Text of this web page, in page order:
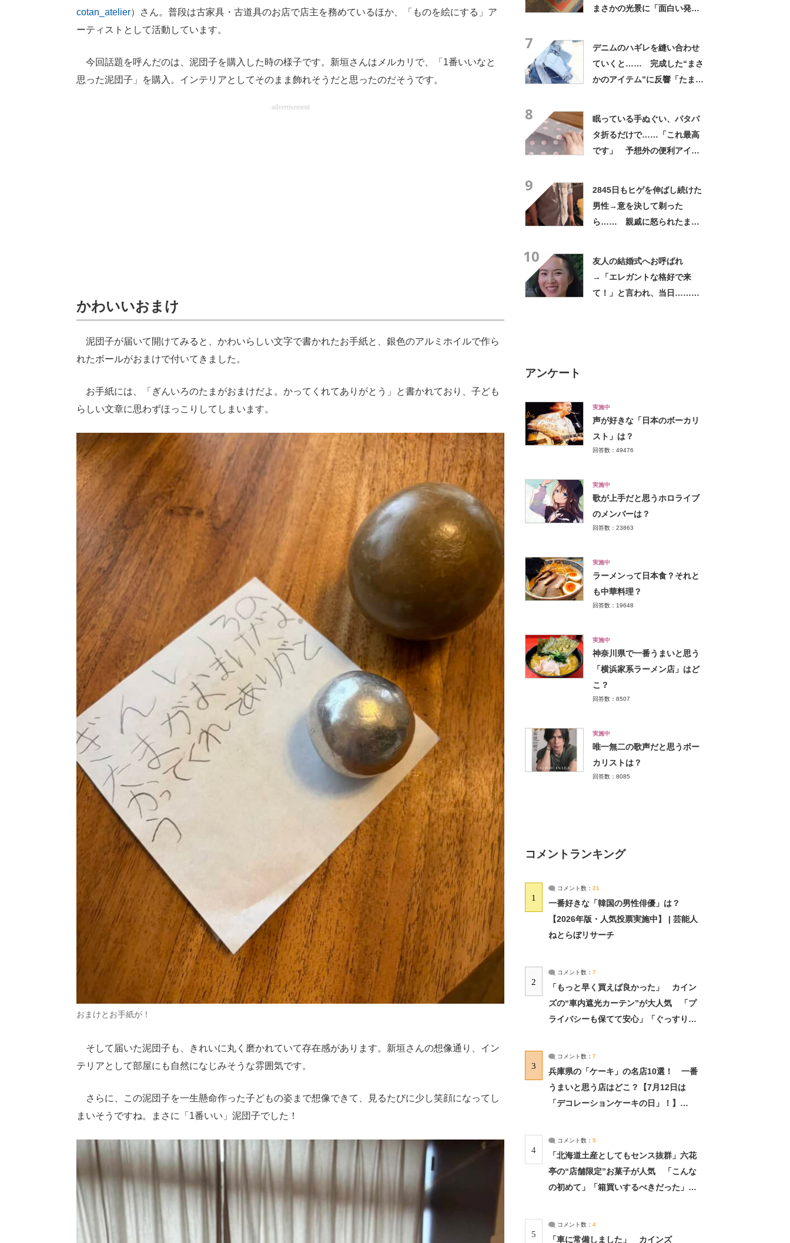
cotan_atelier）さん。普段は古家具・古道具のお店で店主を務めているほか、「ものを絵にする」ア
ーティストとして活動しています。
今回話題を呼んだのは、泥団子を購入した時の様子です。新垣さんはメルカリで、「1番いいなと
思った泥団子」を購入。インテリアとしてそのまま飾れそうだと思ったのだそうです。
advertisement
かわいいおまけ
泥団子が届いて開けてみると、かわいらしい文字で書かれたお手紙と、銀色のアルミホイルで作ら
れたボールがおまけで付いてきました。
お手紙には、「ぎんいろのたまがおまけだよ。かってくれてありがとう」と書かれており、子ども
らしい文章に思わずほっこりしてしまいます。
おまけとお手紙が！
そして届いた泥団子も、きれいに丸く磨かれていて存在感があります。新垣さんの想像通り、イン
テリアとして部屋にも自然になじみそうな雰囲気です。
さらに、この泥団子を一生懸命作った子どもの姿まで想像できて、見るたびに少し笑顔になってし
まいそうですね。まさに「1番いい」泥団子でした！
まさかの光景に「面白い発
7
デニムのハギレを縫い合わせ
ていくと…… 完成した“まさ
かのアイテム”に反響「たまら
8
眠っている手ぬぐい、パタパ
タ折るだけで……「これ最高
です」 予想外の便利アイテ
9
2845日もヒゲを伸ばし続けた
男性→意を決して剃った
ら…… 親戚に怒られたまさ
10
友人の結婚式へお呼ばれ
→「エレガントな格好で来
て！」と言われ、当日……ま
アンケート
実施中
声が好きな「日本のボーカリ
スト」は？
回答数：49476
実施中
歌が上手だと思うホロライブ
のメンバーは？
回答数：23863
実施中
ラーメンって日本食？それと
も中華料理？
回答数：19648
実施中
神奈川県で一番うまいと思う
「横浜家系ラーメン店」はど
こ？
回答数：8507
実施中
唯一無二の歌声だと思うボー
カリストは？
回答数：8085
コメントランキング
1
コメント数： 21
一番好きな「韓国の男性俳優」は？
【2026年版・人気投票実施中】 | 芸能人
ねとらぼリサーチ
2
コメント数： 7
「もっと早く買えば良かった」 カイン
ズの“車内遮光カーテン”が大人気 「プ
ライバシーも保てて安心」「ぐっすり眠
3
コメント数： 7
兵庫県の「ケーキ」の名店10選！ 一番
うまいと思う店はどこ？【7月12日は
「デコレーションケーキの日」！】
4
コメント数： 5
「北海道土産としてもセンス抜群」六花
亭の“店舗限定”お菓子が人気 「こんな
の初めて」「箱買いするべきだった」
5
コメント数： 4
「車に常備しました」 カインズ